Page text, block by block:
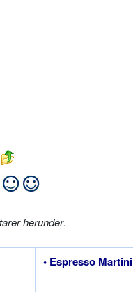
herunder.
• Espresso Martini